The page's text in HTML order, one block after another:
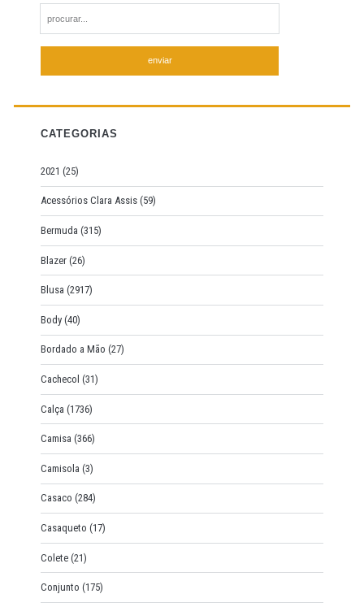
e
h
f
r
:
CATEGORIAS
2021 (25)
Acessórios Clara Assis (59)
Bermuda (315)
Blazer (26)
Blusa (2917)
Body (40)
Bordado a Mão (27)
Cachecol (31)
Calça (1736)
Camisa (366)
Camisola (3)
Casaco (284)
Casaqueto (17)
Colete (21)
Conjunto (175)